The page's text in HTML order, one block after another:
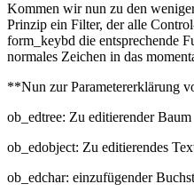
Kommen wir nun zu den
Prinzip ein Filter, der alle
form_keybd die entsprechende
normales Zeichen in das
**Nun zur Parametererklärung
ob_edtree: Zu editierender Baum
ob_edobject: Zu editierendes
ob_edchar: einzufügender